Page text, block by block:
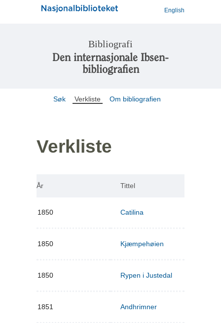
English
Bibliografi
Den internasjonale Ibsen-
bibliografien
Søk Verkliste Om bibliografien
Verkliste
År Tittel
1850 Catilina
1850 Kjæmpehøien
1850 Rypen i Justedal
1851 Andhrimner